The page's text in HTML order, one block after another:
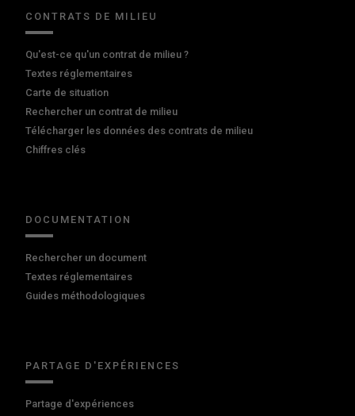
CONTRATS DE MILIEU
Qu'est-ce qu'un contrat de milieu ?
Textes réglementaires
Carte de situation
Rechercher un contrat de milieu
Télécharger les données des contrats de milieu
Chiffres clés
DOCUMENTATION
Rechercher un document
Textes réglementaires
Guides méthodologiques
PARTAGE D'EXPÉRIENCES
Partage d'expériences